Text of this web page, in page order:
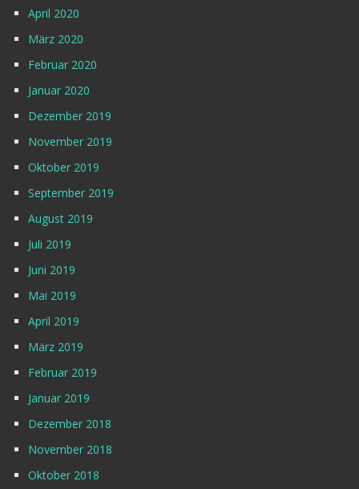
April 2020
März 2020
Februar 2020
Januar 2020
Dezember 2019
November 2019
Oktober 2019
September 2019
August 2019
Juli 2019
Juni 2019
Mai 2019
April 2019
März 2019
Februar 2019
Januar 2019
Dezember 2018
November 2018
Oktober 2018